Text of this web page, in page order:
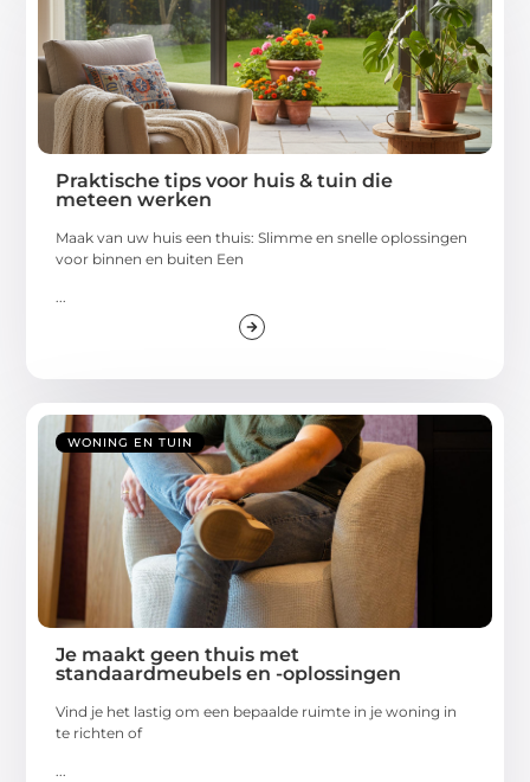
Praktische tips voor huis & tuin die
meteen werken
Maak van uw huis een thuis: Slimme en snelle oplossingen
voor binnen en buiten Een
...
WONING EN TUIN
Je maakt geen thuis met
standaardmeubels en -oplossingen
Vind je het lastig om een bepaalde ruimte in je woning in
te richten of
...